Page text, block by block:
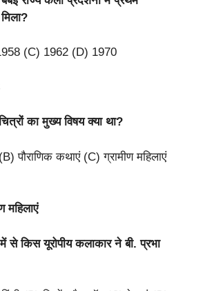
(C) 1962 (D) 1970
का मुख्य विषय क्या था?
पौराणिक कथाएं (C) ग्रामीण महिलाएं
महिलाएं
से किस यूरोपीय कलाकार ने बी. प्रभा